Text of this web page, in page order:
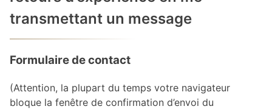
transmettant un message
Formulaire de contact
(Attention, la plupart du temps votre navigateur
bloque la fenêtre de confirmation d’envoi du